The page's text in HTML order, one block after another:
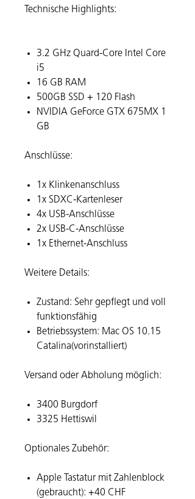
Technische Highlights:
3.2 GHz Quard-Core Intel Core
i5
16 GB RAM
500GB SSD + 120 Flash
NVIDIA GeForce GTX 675MX 1
GB
Anschlüsse:
1x Klinkenanschluss
1x SDXC-Kartenleser
4x USB-Anschlüsse
2x USB-C-Anschlüsse
1x Ethernet-Anschluss
Weitere Details:
Zustand: Sehr gepflegt und voll
funktionsfähig
Betriebssystem: Mac OS 10.15
Catalina(vorinstalliert)
Versand oder Abholung möglich:
3400 Burgdorf
3325 Hettiswil
Optionales Zubehör:
Apple Tastatur mit Zahlenblock
(gebraucht): +40 CHF